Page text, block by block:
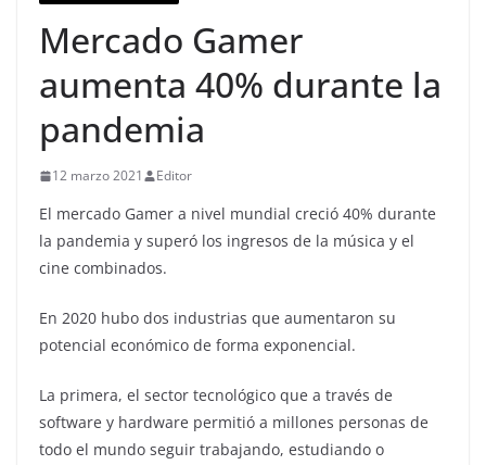
Mercado Gamer
aumenta 40% durante la
pandemia
12 marzo 2021 Editor
El mercado Gamer a nivel mundial creció 40% durante
la pandemia y superó los ingresos de la música y el
cine combinados.
En 2020 hubo dos industrias que aumentaron su
potencial económico de forma exponencial.
La primera, el sector tecnológico que a través de
software y hardware permitió a millones personas de
todo el mundo seguir trabajando, estudiando o